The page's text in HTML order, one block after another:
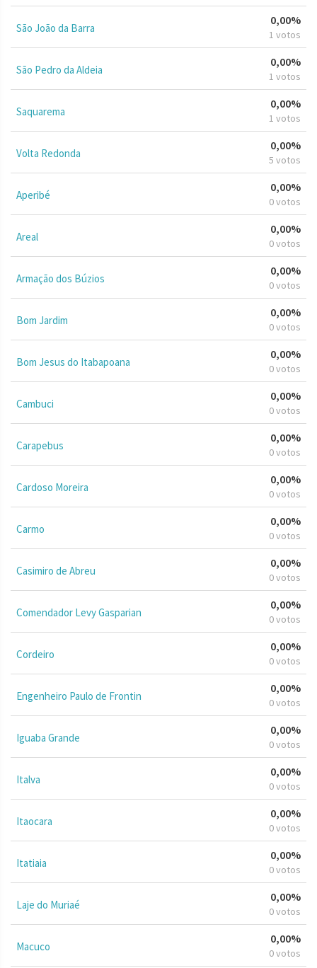
São João da Barra
0,00%
1 votos
São Pedro da Aldeia
0,00%
1 votos
Saquarema
0,00%
1 votos
Volta Redonda
0,00%
5 votos
Aperibé
0,00%
0 votos
Areal
0,00%
0 votos
Armação dos Búzios
0,00%
0 votos
Bom Jardim
0,00%
0 votos
Bom Jesus do Itabapoana
0,00%
0 votos
Cambuci
0,00%
0 votos
Carapebus
0,00%
0 votos
Cardoso Moreira
0,00%
0 votos
Carmo
0,00%
0 votos
Casimiro de Abreu
0,00%
0 votos
Comendador Levy Gasparian
0,00%
0 votos
Cordeiro
0,00%
0 votos
Engenheiro Paulo de Frontin
0,00%
0 votos
Iguaba Grande
0,00%
0 votos
Italva
0,00%
0 votos
Itaocara
0,00%
0 votos
Itatiaia
0,00%
0 votos
Laje do Muriaé
0,00%
0 votos
Macuco
0,00%
0 votos